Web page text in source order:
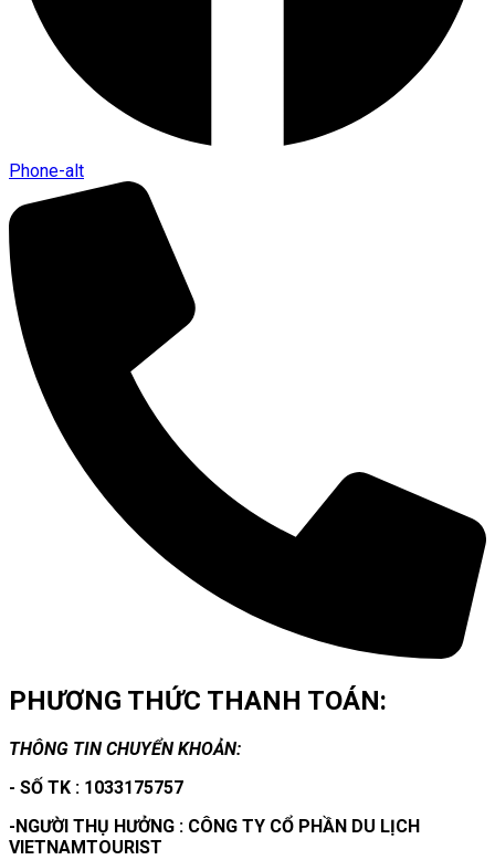
Phone-alt
PHƯƠNG THỨC THANH TOÁN:
THÔNG TIN CHUYỂN KHOẢN:
- SỐ TK : 1033175757
-NGƯỜI THỤ HƯỞNG : CÔNG TY CỔ PHẦN DU LỊCH
VIETNAMTOURIST